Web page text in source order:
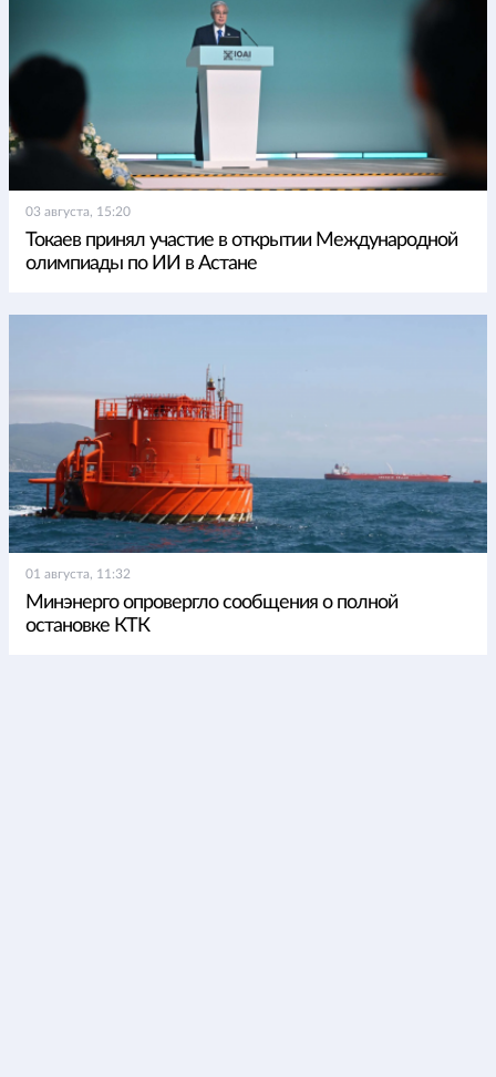
03 августа, 15:20
Токаев принял участие в открытии Международной
олимпиады по ИИ в Астане
01 августа, 11:32
Минэнерго опровергло сообщения о полной
остановке КТК